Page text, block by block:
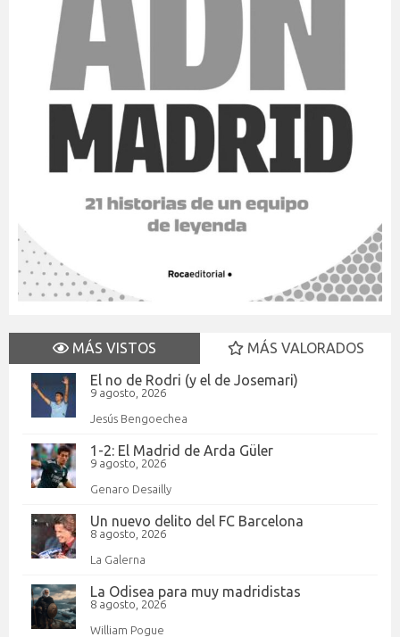
MÁS VISTOS
MÁS VALORADOS
El no de Rodri (y el de Josemari)
9 agosto, 2026
Jesús Bengoechea
1-2: El Madrid de Arda Güler
9 agosto, 2026
Genaro Desailly
Un nuevo delito del FC Barcelona
8 agosto, 2026
La Galerna
La Odisea para muy madridistas
8 agosto, 2026
William Pogue